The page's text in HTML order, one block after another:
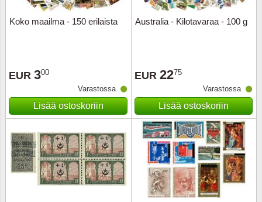
Koko maailma - 150 erilaista
EUR 300
Varastossa
Lisää ostoskoriin
Australia - Kilotavaraa - 100 g
EUR 2275
Varastossa
Lisää ostoskoriinPartio
Etelä-